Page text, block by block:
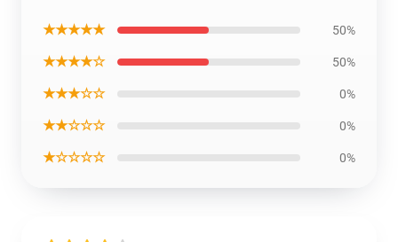
★★★★★ 50%
★★★★☆ 50%
★★★☆☆ 0%
★★☆☆☆ 0%
★☆☆☆☆ 0%